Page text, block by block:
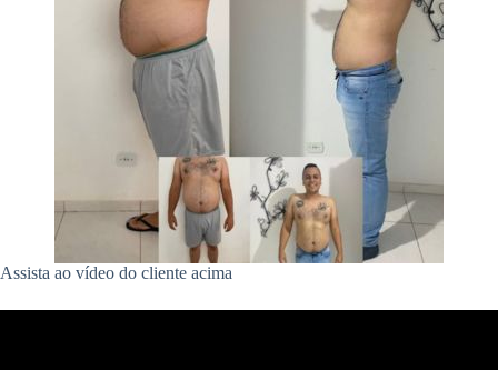
Assista ao vídeo do cliente acima